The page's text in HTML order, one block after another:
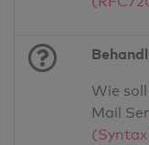
Wie
Mail